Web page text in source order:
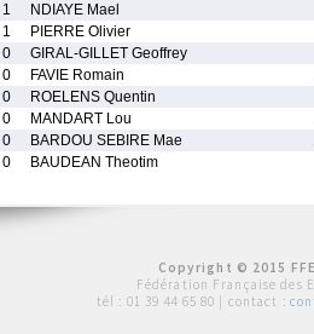
1
NDIAYE Mael
1
PIERRE Olivier
0
GIRAL-GILLET Geoffrey
0 FAVIE Romain
0
ROELENS Quentin
0 MANDART Lou
0 BARDOU SEBIRE Mae
0 BAUDEAN Theotim
Copyright © 2015
Fédération Française des
tél : 01 39 44 65 80 | contact :